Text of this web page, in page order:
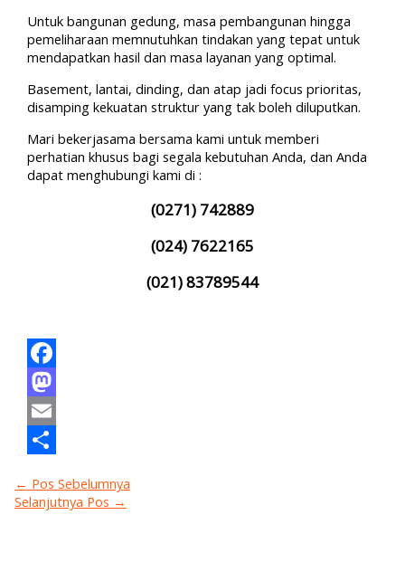
Untuk bangunan gedung, masa pembangunan hingga
pemeliharaan memnutuhkan tindakan yang tepat untuk
mendapatkan hasil dan masa layanan yang optimal.
Basement, lantai, dinding, dan atap jadi focus prioritas,
disamping kekuatan struktur yang tak boleh diluputkan.
Mari bekerjasama bersama kami untuk memberi
perhatian khusus bagi segala kebutuhan Anda, dan Anda
dapat menghubungi kami di :
(0271) 742889
(024) 7622165
(021) 83789544
Facebook
Mastodon
Email
← Pos Sebelumnya
Selanjutnya Pos →